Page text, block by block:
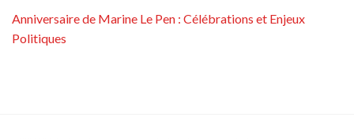
Anniversaire de Marine Le Pen : Célébrations et Enjeux
Politiques